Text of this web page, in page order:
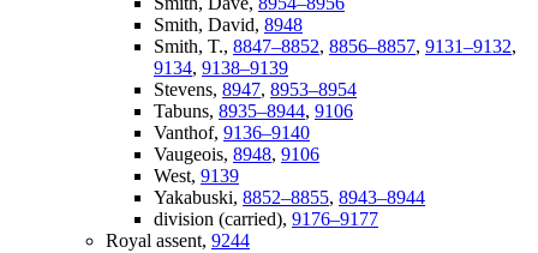
Smith, David, 8948
Smith, T., 8847–8852, 8856–8857, 9131–9132,
9134, 9138–9139
Stevens, 8947, 8953–8954
Tabuns, 8935–8944, 9106
Vanthof, 9136–9140
Vaugeois, 8948, 9106
West, 9139
Yakabuski, 8852–8855, 8943–8944
division (carried), 9176–9177
Royal assent, 9244